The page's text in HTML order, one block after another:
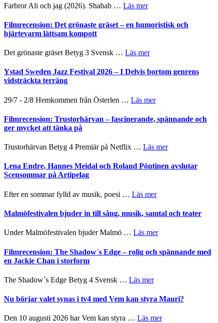
to
–
Fox
Mulder
Dana
Scully
19
titlar
filmprogram
Farbror Ali och jag (2026). Shahab … Läs merom
Shahab
Kulturs
Filmrecension: Det grönaste gräset – en humoristisk och
hjärtevarm lättsam kompott
Det grönaste gräset Betyg 3 Svensk … Läs merom
Det
grönaste
en
och
kompott
Ystad Sweden Jazz Festival 2026 – I Delvis bortom genrens
vidsträckta terräng
29/7 - 2/8 Hemkommen från Österlen … Läs merom
Sweden
Jazz
–
I
Delvis
vidsträckta
Filmrecension: Trustorhärvan – fascinerande, spännande och
ger mycket att tänka på
Trustorhärvan Betyg 4 Premiär på Netflix … Läs merom
Trustorhärvan
mycket
Lena Endre, Hannes Meidal och Roland Pöntinen avslutar
Scensommar på Artipelag
Efter en sommar fylld av musik, poesi … Läs merom
Endre,
och
Pöntinen
Malmöfestivalen bjuder in till sång, musik, samtal och teater
Under Malmöfestivalen bjuder Malmö … Läs merom
bjuder
in
och
Filmrecension: The Shadow´s Edge – rolig och spännande med
en Jackie Chan i storform
The Shadow´s Edge Betyg 4 Svensk … Läs merom
The
Nu börjar valet synas i tv4 med Vem kan styra Mauri?
Den 10 augusti 2026 har Vem kan styra … Läs merom